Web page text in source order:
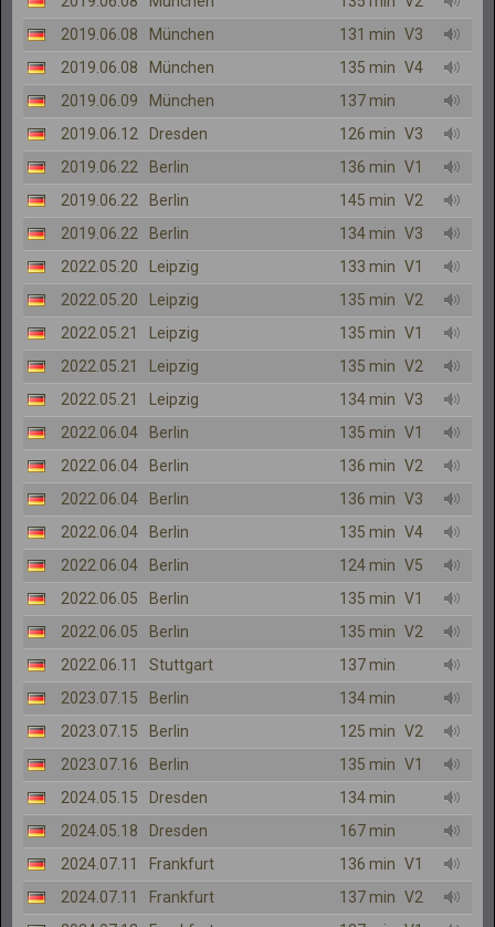
2019.06.08
München 131 min V3
2019.06.08
München 135 min V4
2019.06.09
München
137 min
2019.06.12
Dresden 126 min V3
2019.06.22
Berlin 136 min V1
2019.06.22
Berlin 145 min V2
2019.06.22
Berlin 134 min V3
2022.05.20
Leipzig 133 min V1
2022.05.20
Leipzig 135 min V2
2022.05.21
Leipzig 135 min V1
2022.05.21
Leipzig 135 min V2
2022.05.21
Leipzig 134 min V3
2022.06.04
Berlin 135 min V1
2022.06.04
Berlin 136 min V2
2022.06.04
Berlin 136 min V3
2022.06.04
Berlin 135 min V4
2022.06.04
Berlin 124 min V5
2022.06.05
Berlin 135 min V1
2022.06.05
Berlin 135 min V2
2022.06.11
Stuttgart
137 min
2023.07.15
Berlin
134 min
2023.07.15
Berlin 125 min V2
2023.07.16
Berlin 135 min V1
2024.05.15
Dresden
134 min
2024.05.18
Dresden
167 min
2024.07.11
Frankfurt 136 min V1
2024.07.11
Frankfurt 137 min V2